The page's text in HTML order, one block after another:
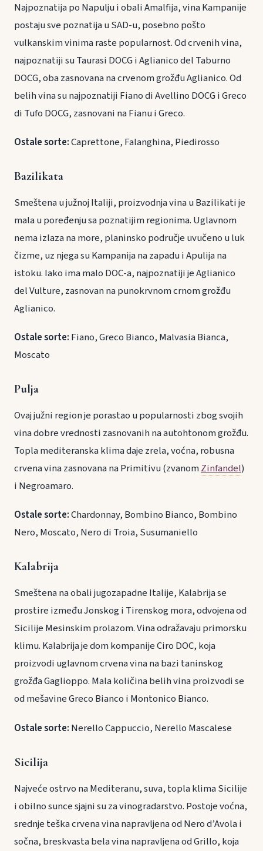
Najpoznatija po Napulju i obali Amalfija, vina Kampanije
postaju sve poznatija u SAD-u, posebno pošto
vulkanskim vinima raste popularnost. Od crvenih vina,
najpoznatiji su Taurasi DOCG i Aglianico del Taburno
DOCG, oba zasnovana na crvenom grožđu Aglianico. Od
belih vina su najpoznatiji Fiano di Avellino DOCG i Greco
di Tufo DOCG, zasnovani na Fianu i Greco.
Ostale sorte:Caprettone, Falanghina, Piedirosso
Bazilikata
Smeštena u južnoj Italiji, proizvodnja vina u Bazilikati je
mala u poređenju sa poznatijim regionima. Uglavnom
nema izlaza na more, planinsko područje uvučeno u luk
čizme, uz njega su Kampanija na zapadu i Apulija na
istoku. Iako ima malo DOC-a, najpoznatiji je Aglianico
del Vulture, zasnovan na punokrvnom crnom grožđu
Aglianico.
Ostale sorte: Fiano, Greco Bianco, Malvasia Bianca,
Moscato
Pulja
Ovaj južni region je porastao u popularnosti zbog svojih
vina dobre vrednosti zasnovanih na autohtonom grožđu.
Topla mediteranska klima daje zrela, voćna, robusna
crvena vina zasnovana na Primitivu (zvanomZinfandel)
i Negroamaro.
Ostale sorte:Chardonnay, Bombino Bianco, Bombino
Nero, Moscato, Nero di Troia, Susumaniello
Kalabrija
Smeštena na obali jugozapadne Italije, Kalabrija se
prostire između Jonskog i Tirenskog mora, odvojena od
Sicilije Mesinskim prolazom. Vina odražavaju primorsku
klimu. Kalabrija je dom kompanije Ciro DOC, koja
proizvodi uglavnom crvena vina na bazi taninskog
grožđa Gaglioppo. Mala količina belih vina proizvodi se
od mešavine Greco Bianco i Montonico Bianco.
Ostale sorte: Nerello Cappuccio, Nerello Mascalese
Sicilija
Najveće ostrvo na Mediteranu, suva, topla klima Sicilije
i obilno sunce sjajni su za vinogradarstvo. Postoje voćna,
srednje teška crvena vina napravljena od Nero d’Avola i
sočna, breskvasta bela vina napravljena od Grillo, koja